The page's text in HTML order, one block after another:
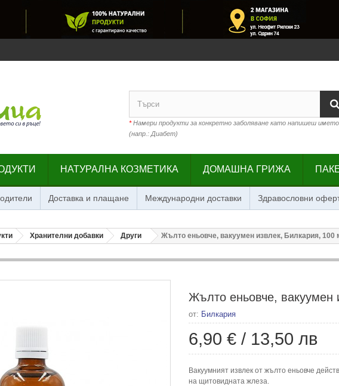
*Намери продукти за конкретно заболяване като напишеш
(напр.: Диабет)
НАТУРАЛНА КОЗМЕТИКА ДОМАШНА ГРИЖА
Доставка и плащане Международни доставки Здравословни
Хранителни добавки Други Жълто еньовче, вакуумен извлек, Билкария, 100
Жълто еньовче, вакуумен
от: Билкария
6,90 € / 13,50 лв
Вакуумният извлек от жълто еньовче
на щитовидната жлеза.